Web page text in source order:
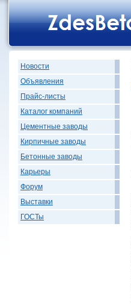
Новости
Объявления
Прайс-листы
Каталог компаний
Цементные заводы
Кирпичные заводы
Бетонные заводы
Карьеры
Форум
Выставки
ГОСТы